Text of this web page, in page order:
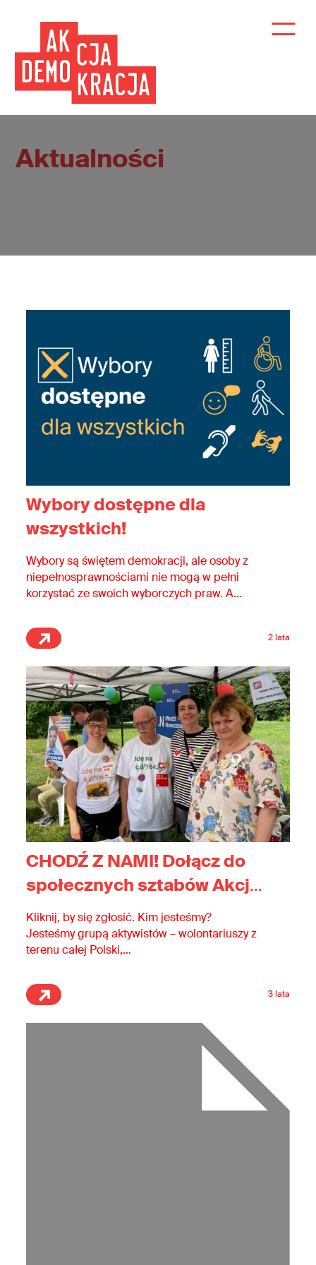
Aktualności
Wybory dostępne dla
wszystkich!
Wybory są świętem demokracji, ale osoby z
niepełnosprawnościami nie mogą w pełni
korzystać ze swoich wyborczych praw. A
Osoby z niepełnosprawnościami mają prawo
do rzetelnej informacji, udziału w debacie
startowania w wyborach. Dostępne wybory to
nasza wspólna sprawa!
2 lata
CHODŹ Z NAMI! Dołącz do
społecznych sztabów Akcji
Demokracji.
Kliknij, by się zgłosić. Kim jesteśmy?
Jesteśmy grupą aktywistów – wolontariuszy z
terenu całej Polski,…
3 lata